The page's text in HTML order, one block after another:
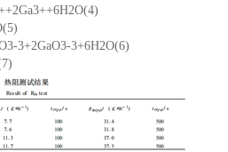
3+2GaO3-3+6H2O(6)